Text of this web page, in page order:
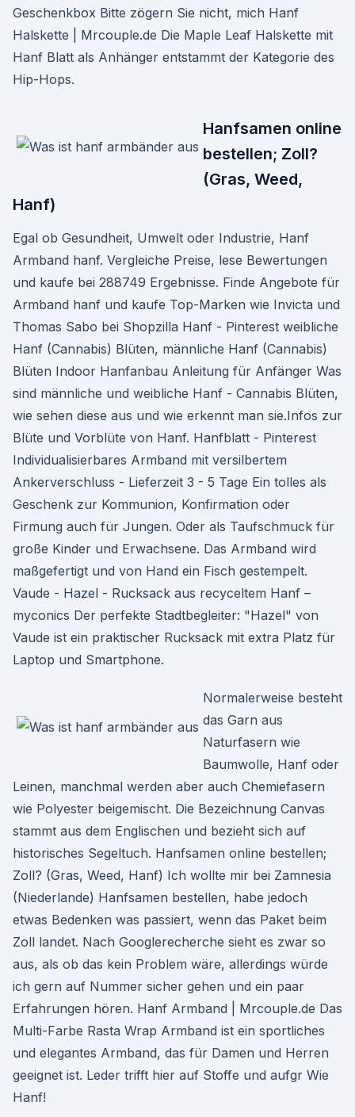
Geschenkbox Bitte zögern Sie nicht, mich Hanf
Halskette | Mrcouple.de Die Maple Leaf Halskette mit
Hanf Blatt als Anhänger entstammt der Kategorie des
Hip-Hops.
Hanfsamen online
bestellen; Zoll?
(Gras, Weed,
Hanf)
Egal ob Gesundheit, Umwelt oder Industrie, Hanf
Armband hanf. Vergleiche Preise, lese Bewertungen
und kaufe bei 288749 Ergebnisse. Finde Angebote für
Armband hanf und kaufe Top-Marken wie Invicta und
Thomas Sabo bei Shopzilla Hanf - Pinterest weibliche
Hanf (Cannabis) Blüten, männliche Hanf (Cannabis)
Blüten Indoor Hanfanbau Anleitung für Anfänger Was
sind männliche und weibliche Hanf - Cannabis Blüten,
wie sehen diese aus und wie erkennt man sie.Infos zur
Blüte und Vorblüte von Hanf. Hanfblatt - Pinterest
Individualisierbares Armband mit versilbertem
Ankerverschluss - Lieferzeit 3 - 5 Tage Ein tolles als
Geschenk zur Kommunion, Konfirmation oder
Firmung auch für Jungen. Oder als Taufschmuck für
große Kinder und Erwachsene. Das Armband wird
maßgefertigt und von Hand ein Fisch gestempelt.
Vaude - Hazel - Rucksack aus recyceltem Hanf –
myconics Der perfekte Stadtbegleiter: "Hazel" von
Vaude ist ein praktischer Rucksack mit extra Platz für
Laptop und Smartphone.
Normalerweise besteht
das Garn aus
Naturfasern wie
Baumwolle, Hanf oder
Leinen, manchmal werden aber auch Chemiefasern
wie Polyester beigemischt. Die Bezeichnung Canvas
stammt aus dem Englischen und bezieht sich auf
historisches Segeltuch. Hanfsamen online bestellen;
Zoll? (Gras, Weed, Hanf) Ich wollte mir bei Zamnesia
(Niederlande) Hanfsamen bestellen, habe jedoch
etwas Bedenken was passiert, wenn das Paket beim
Zoll landet. Nach Googlerecherche sieht es zwar so
aus, als ob das kein Problem wäre, allerdings würde
ich gern auf Nummer sicher gehen und ein paar
Erfahrungen hören. Hanf Armband | Mrcouple.de Das
Multi-Farbe Rasta Wrap Armband ist ein sportliches
und elegantes Armband, das für Damen und Herren
geeignet ist. Leder trifft hier auf Stoffe und aufgr Wie
Hanf!